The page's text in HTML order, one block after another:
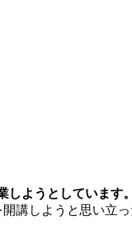
しようとしています。
講しようと思い立